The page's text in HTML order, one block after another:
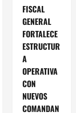
FISCAL
GENERAL
FORTALECE
ESTRUCTUR
A
OPERATIVA
CON
NUEVOS
COMANDAN